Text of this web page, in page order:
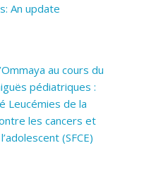
An update
au cours du
pédiatriques :
Leucémies de la
les cancers et
(SFCE)